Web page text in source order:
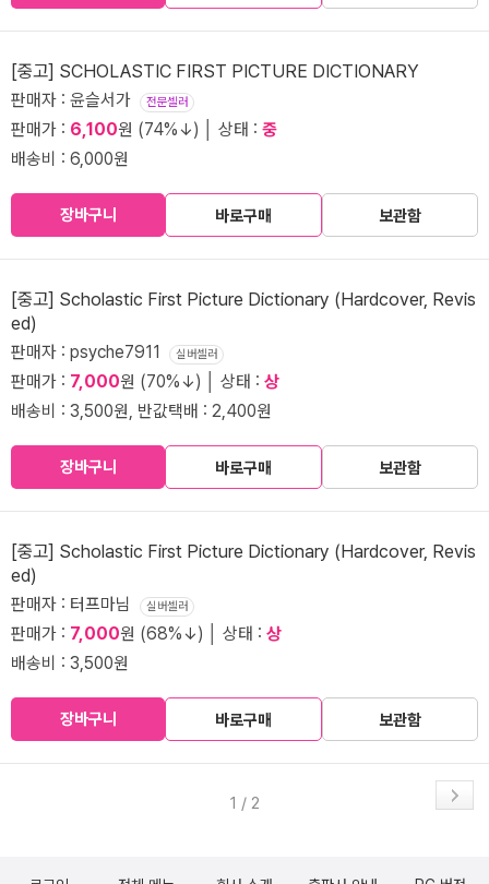
[중고] SCHOLASTIC FIRST PICTURE DICTIONARY
판매자 : 윤슬서가 전문셀러
판매가 : 6,100원 (74%↓) │ 상태 : 중
배송비 : 6,000원
장바구니 바로구매 보관함
[중고] Scholastic First Picture Dictionary (Hardcover, Revis
ed)
판매자 : psyche7911 실버셀러
판매가 : 7,000원 (70%↓) │ 상태 : 상
배송비 : 3,500원, 반값택배 : 2,400원
장바구니 바로구매 보관함
[중고] Scholastic First Picture Dictionary (Hardcover, Revis
ed)
판매자 : 터프마님 실버셀러
판매가 : 7,000원 (68%↓) │ 상태 : 상
배송비 : 3,500원
장바구니 바로구매 보관함
1 / 2